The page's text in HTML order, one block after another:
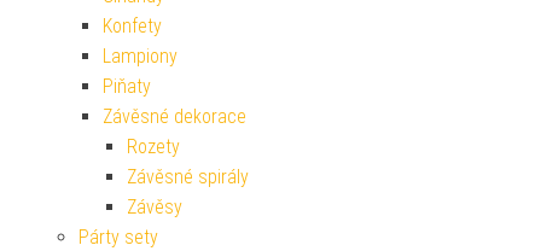
Konfety
Lampiony
Piňaty
Závěsné dekorace
Rozety
Závěsné spirály
Závěsy
Párty sety